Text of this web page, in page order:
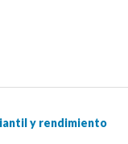
y rendimiento